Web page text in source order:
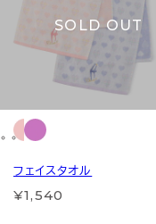
SOLD OUT
フェイスタオル
¥1,540